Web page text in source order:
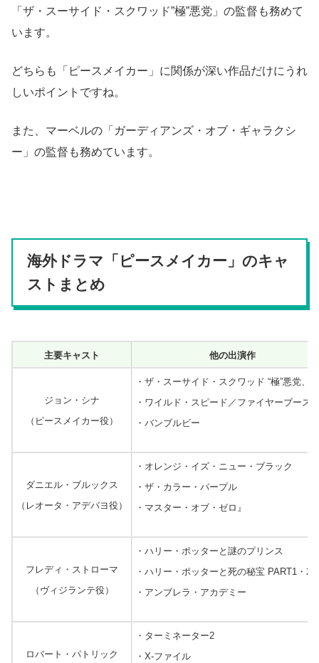
「ザ・スーサイド・スクワッド”極”悪党」の監督も務めて
います。
どちらも「ピースメイカー」に関係が深い作品だけにうれ
しいポイントですね。
また、マーベルの「ガーディアンズ・オブ・ギャラクシ
ー」の監督も務めています。
海外ドラマ「ピースメイカー」のキャ
ストまとめ
主要キャスト 他の出演作
ジョン・シナ
（ピースメイカー役）
・ザ・スーサイド・スクワッド “極”悪党、
・ ワイルド・スピード／ファイヤーブース
・バンブルビー
ダニエル・ブルックス
（レオータ・アデバヨ役）
・オレンジ・イズ・ニュー・ブラック
・ ザ・カラー・パープル
・ マスター・オブ・ゼロ』
フレディ・ストローマ
（ヴィジランテ役）
・ハリー・ポッターと謎のプリンス
・ハリー・ポッターと死の秘宝 PART1・2
・アンブレラ・アカデミー
ロバート・パトリック
・ターミネーター2
・ X-ファイル